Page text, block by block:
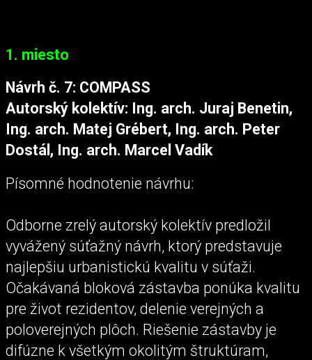
1. miesto
Návrh č. 7: COMPASS
Autorský kolektív: Ing. arch. Juraj Benetin,
Ing. arch. Matej Grébert, Ing. arch. Peter
Dostál, Ing. arch. Marcel Vadík
Písomné hodnotenie návrhu:
Odborne zrelý autorský kolektív predložil
vyvážený súťažný návrh, ktorý predstavuje
najlepšiu urbanistickú kvalitu v súťaži.
Očakávaná bloková zástavba ponúka kvalitu
pre život rezidentov, delenie verejných a
poloverejných plôch. Riešenie zástavby je
difúzne k všetkým okolitým štruktúram,